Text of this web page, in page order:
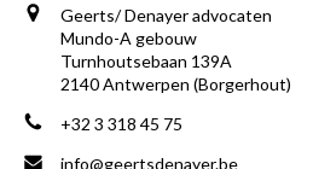
Geerts/ Denayer advocaten
Mundo-A gebouw
Turnhoutsebaan 139A
2140 Antwerpen (Borgerhout)
+32 3 318 45 75
info@geertsdenayer.be